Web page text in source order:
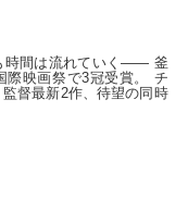
時間は流れていく—— 釜
際映画祭で3冠受賞。 チ
督最新2作、待望の同時